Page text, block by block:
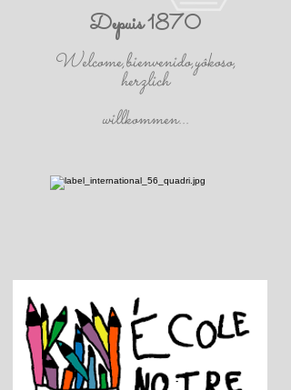
Depuis 1870
Welcome,bienvenido,yôkoso,
herzlich
willkommen...